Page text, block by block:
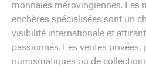
monnaies mérovingiennes. Les
enchères spécialisées sont un
visibilité internationale et
passionnés. Les ventes privées,
numismatiques ou de